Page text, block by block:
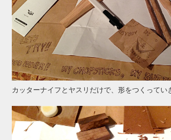
カッターナイフとヤスリだけで、形をつくってい